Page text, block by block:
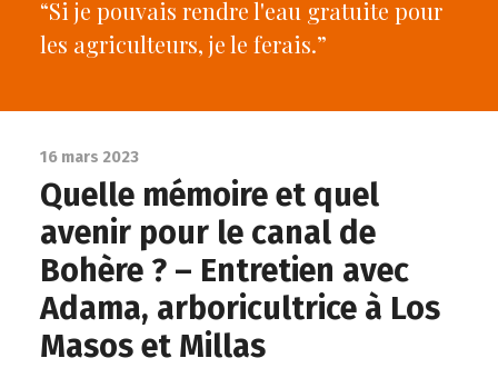
“Si je pouvais rendre l'eau gratuite pour
les agriculteurs, je le ferais.”
16 mars 2023
Quelle mémoire et quel
avenir pour le canal de
Bohère ? – Entretien avec
Adama, arboricultrice à Los
Masos et Millas